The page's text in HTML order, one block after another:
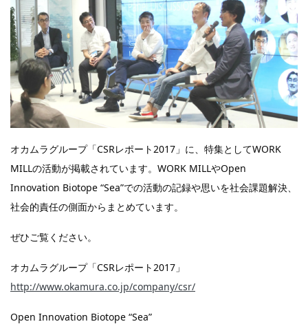
オカムラグループ「CSRレポート2017」に、特集としてWORK
MILLの活動が掲載されています。WORK MILLやOpen
Innovation Biotope “Sea”での活動の記録や思いを社会課題解決、
社会的責任の側面からまとめています。
ぜひご覧ください。
オカムラグループ「CSRレポート2017」
http://www.okamura.co.jp/company/csr/
Open Innovation Biotope “Sea”